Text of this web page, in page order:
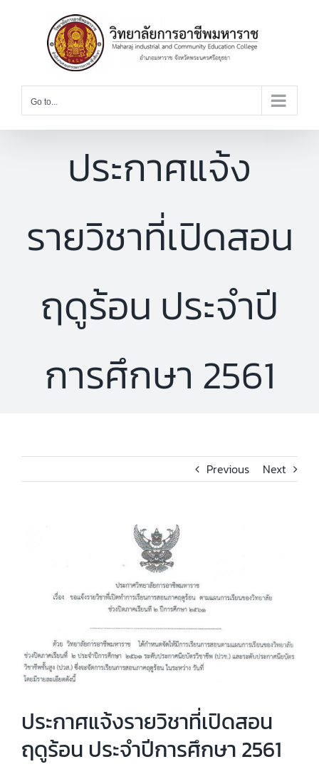
Go to...
ประกาศแจ้ง
รายวิชาที่เปิดสอน
ฤดูร้อน ประจำปี
การศึกษา 2561
Previous Next
ประกาศแจ้งรายวิชาที่เปิดสอน
ฤดูร้อน ประจำปีการศึกษา 2561